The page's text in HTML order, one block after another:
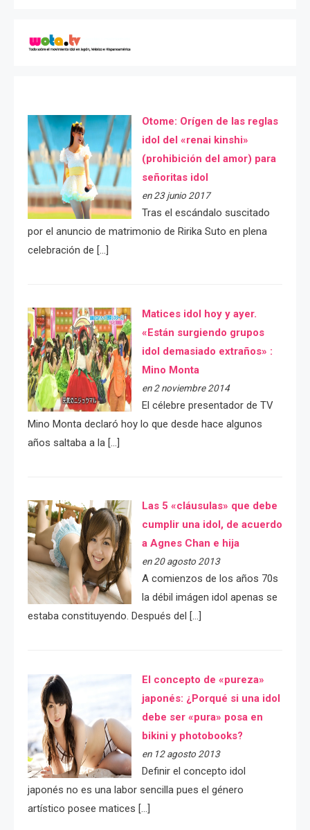
Otome: Orígen de las reglas
idol del «renai kinshi»
(prohibición del amor) para
señoritas idol
en 23 junio 2017
Tras el escándalo suscitado
por el anuncio de matrimonio de Ririka Suto en plena
celebración de […]
Matices idol hoy y ayer.
«Están surgiendo grupos
idol demasiado extraños» :
Mino Monta
en 2 noviembre 2014
El célebre presentador de TV
Mino Monta declaró hoy lo que desde hace algunos
años saltaba a la […]
Las 5 «cláusulas» que debe
cumplir una idol, de acuerdo
a Agnes Chan e hija
en 20 agosto 2013
A comienzos de los años 70s
la débil imágen idol apenas se
estaba constituyendo. Después del […]
El concepto de «pureza»
japonés: ¿Porqué si una idol
debe ser «pura» posa en
bikini y photobooks?
en 12 agosto 2013
Definir el concepto idol
japonés no es una labor sencilla pues el género
artístico posee matices […]